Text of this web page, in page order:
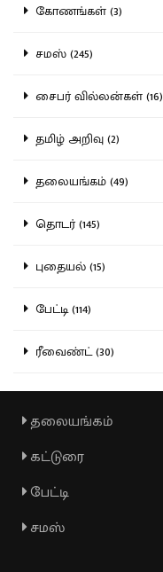
கோணங்கள் (3)
சமஸ் (245)
சைபர் வில்லன்கள் (16)
தமிழ் அறிவு (2)
தலையங்கம் (49)
தொடர் (145)
புதையல் (15)
பேட்டி (114)
ரீவைண்ட் (30)
தலையங்கம்
கட்டுரை
பேட்டி
சமஸ்